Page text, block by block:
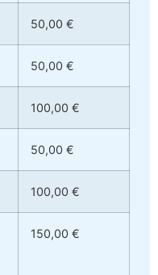
50,00 €
50,00 €
100,00 €
50,00 €
100,00 €
150,00 €